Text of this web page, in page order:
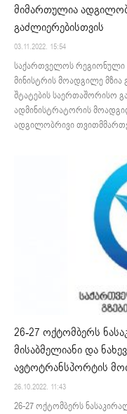
მიმართულია
გაძლიერებისთვის
03.11.2022. 15:54
საქართველოს რეგიონული
მინისტრის მოადგილე მზია
შტატების საერთაშორისო
ადმინისტრატორის
ადგილობრივი
26-27 ოქტომბერს
მისაბმელიანი და
ავტოტრანსპორტის
26.10.2022. 11:43
26-27 ოქტომბერს